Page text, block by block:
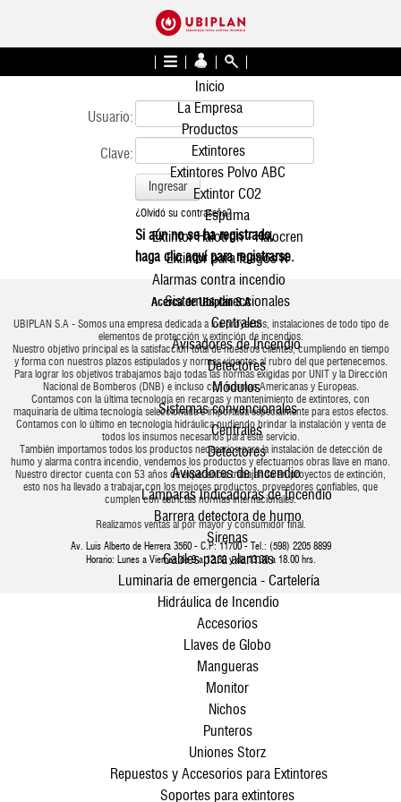
Inicio
La Empresa
Productos
Extintores
Extintores Polvo ABC
Extintor CO2
Espuma
Extintor Halotron - Halocren
Extintor para fuegos K
Alarmas contra incendio
Sistemas direccionales
Centrales
Avisadores de Incendio
Detectores
Módulos
Sistemas convencionales
Centrales
Detectores
Avisadores de Incendio
Lámparas Indicadoras de Incendio
Barrera detectora de humo
Sirenas
Cables para alarmas
Luminaria de emergencia - Cartelería
Hidráulica de Incendio
Accesorios
Llaves de Globo
Mangueras
Monitor
Nichos
Punteros
Uniones Storz
Repuestos y Accesorios para Extintores
Soportes para extintores
Usuario:
Clave:
Ingresar
¿Olvidó su contraseña?
Si aún no se ha registrado,
haga clic aquí para registrarse.
Acerca de Ubiplan S.A
UBIPLAN S.A - Somos una empresa dedicada a los proyectos, instalaciones de todo tipo de
elementos de protección y extinción de incendios.
Nuestro objetivo principal es la satisfacción total de nuestros clientes, cumpliendo en tiempo
y forma con nuestros plazos estipulados y normas vigentes al rubro del que pertenecemos.
Para lograr los objetivos trabajamos bajo todas las normas exigidas por UNIT y la Dirección
Nacional de Bomberos (DNB) e incluso con normas Americanas y Europeas.
Contamos con la última tecnología en recargas y mantenimiento de extintores, con
maquinaria de ultima tecnología seleccionada e importada especialmente para estos efectos.
Contamos con lo último en tecnología hidráulica pudiendo brindar la instalación y venta de
todos los insumos necesarios para este servicio.
También importamos todos los productos necesarios para la instalación de detección de
humo y alarma contra incendio, vendemos los productos y efectuamos obras llave en mano.
Nuestro director cuenta con 53 años de experiencia trabajando en proyectos de extinción,
esto nos ha llevado a trabajar con los mejores productos, proveedores confiables, que
cumplen con estrictas normas internacionales.
Realizamos ventas al por mayor y consumidor final.
Av. Luis Alberto de Herrera 3560 - C.P: 11700 - Tel.: (598) 2205 8899
Horario: Lunes a Viernes de 9 a 12.30 y de 13.30 a 18.00 hrs.